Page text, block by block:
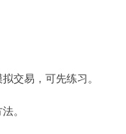
交易，可先练习。
。